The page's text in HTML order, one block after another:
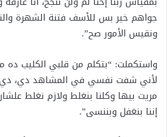
جواهم خير بس للأسف فتنة الشهرة
ونقيس الأمور صح”.
واستكملت: “بتكلم من قلبي الكليب ده
لأني شفت نفسي في المشاهد دي، دي
مريت بيها وكلنا بنغلط ولازم نغلط
إننا بنغفل وبننسى”.